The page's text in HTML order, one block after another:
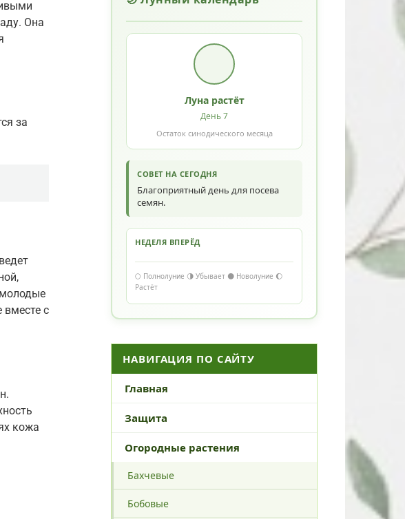
Она
за
молодые
с
кожа
Луна растёт
День 7
Остаток синодического месяца
СОВЕТ НА СЕГОДНЯ
Благоприятный день для посева
семян.
НЕДЕЛЯ ВПЕРЁД
🌕 Полнолуние 🌗 Убывает 🌑 Новолуние 🌔
Растёт
НАВИГАЦИЯ ПО САЙТУ
Главная
Защита
Огородные растения
Бахчевые
Бобовые